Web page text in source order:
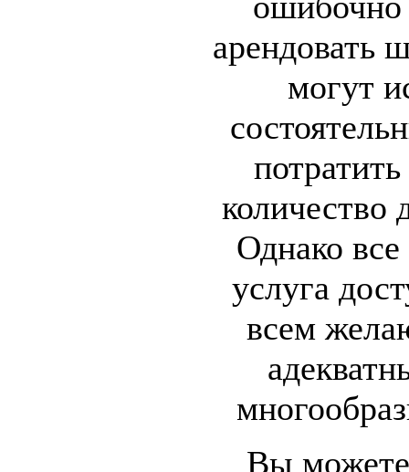
арендовать
могут
количество
Однако
услуга
всем
Вы